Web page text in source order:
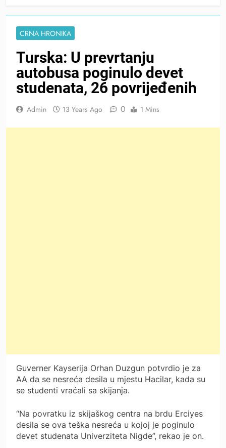
CRNA HRONIKA
Turska: U prevrtanju
autobusa poginulo devet
studenata, 26 povrijeđenih
Admin 13 Years Ago 0 1 Mins
Guverner Kayserija Orhan Duzgun potvrdio je za
AA da se nesreća desila u mjestu Hacilar, kada su
se studenti vraćali sa skijanja.
“Na povratku iz skijaškog centra na brdu Erciyes
desila se ova teška nesreća u kojoj je poginulo
devet studenata Univerziteta Nigde”, rekao je on.